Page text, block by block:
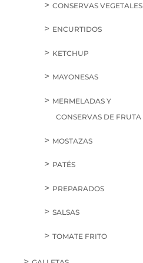
CONSERVAS VEGETALES
ENCURTIDOS
KETCHUP
MAYONESAS
MERMELADAS Y
CONSERVAS DE FRUTA
MOSTAZAS
PATÉS
PREPARADOS
SALSAS
TOMATE FRITO